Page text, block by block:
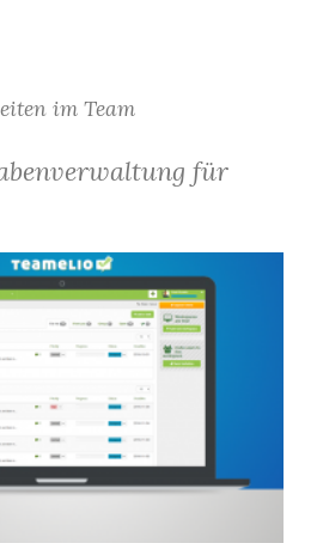
im Team
für